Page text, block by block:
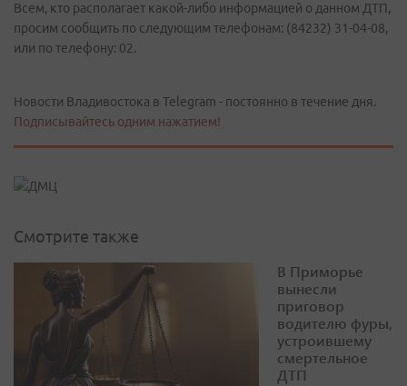
Всем, кто располагает какой-либо информацией о данном ДТП,
просим сообщить по следующим телефонам: (84232) 31-04-08,
или по телефону: 02.
Новости Владивостока в Telegram - постоянно в течение дня.
Подписывайтесь одним нажатием!
Смотрите также
В Приморье
вынесли
приговор
водителю фуры,
устроившему
смертельное
ДТП